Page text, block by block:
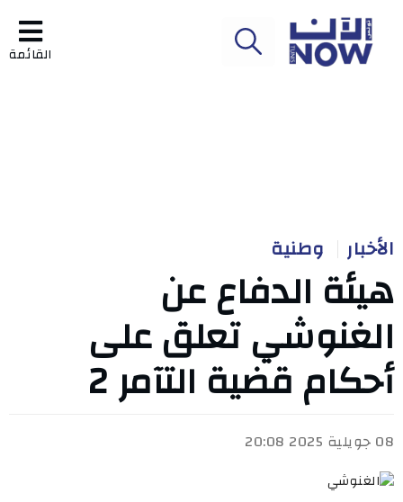
القائمة
الأخبار وطنية
هيئة الدفاع عن
الغنوشي تعلق على
أحكام قضية التآمر 2
08 جويلية 2025 20:08